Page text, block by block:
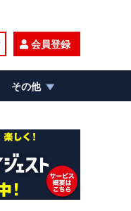
会員登録
その他